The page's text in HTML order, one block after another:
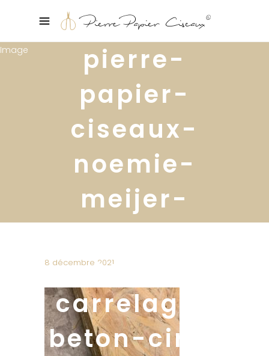
pierre-
papier-
ciseaux-
noemie-
meijer-
console-
colle-
carrelage-
beton-cire-
8 décembre 2021